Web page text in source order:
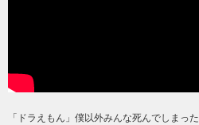
「ドラえもん」僕以外みんな死んでしまった